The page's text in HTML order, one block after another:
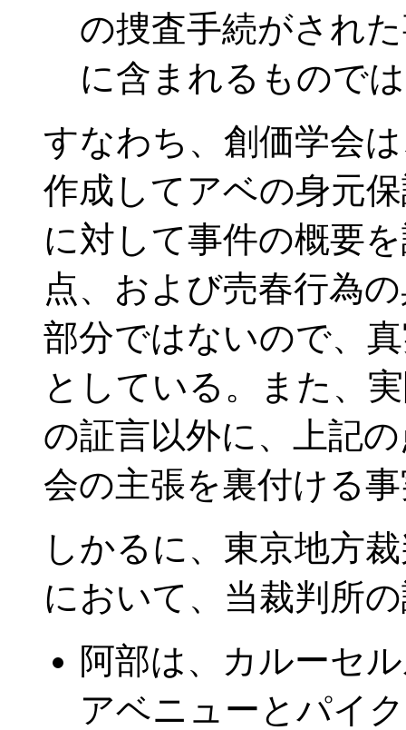
の捜査手続がされ
に含まれるもので
すなわち、創価学会
作成してアベの身元
に対して事件の概要
点、および売春行為
部分ではないので、
としている。また、
の証言以外に、上記
会の主張を裏付ける
しかるに、東京地方
において、当裁判所
阿部は、カルーセ
アベニューとパイ